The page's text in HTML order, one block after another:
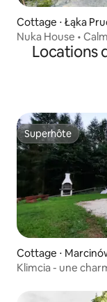
Cottage ⋅ Łąka
Nuka House •
Locations
Superhôte
Superhôte
Cottage ⋅
Klimcia - une